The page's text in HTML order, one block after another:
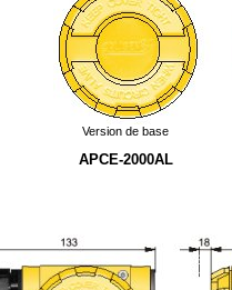
Version de base
APCE-2000AL